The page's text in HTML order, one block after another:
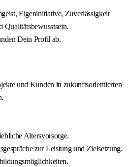
Eigeninitiative, Zuverlässigkeit
Qualitätsbewusstsein.
Dein Profil ab.
und Kunden in zukunftsorientierten
Altersvorsorge.
zur Leistung und Zielsetzung.